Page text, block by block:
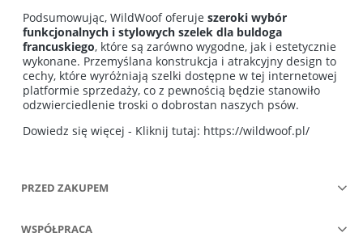
Podsumowując, WildWoof oferuje szeroki wybór
funkcjonalnych i stylowych szelek dla buldoga
francuskiego, które są zarówno wygodne, jak i estetycznie
wykonane. Przemyślana konstrukcja i atrakcyjny design to
cechy, które wyróżniają szelki dostępne w tej internetowej
platformie sprzedaży, co z pewnością będzie stanowiło
odzwierciedlenie troski o dobrostan naszych psów.
Dowiedz się więcej - Kliknij tutaj: https://wildwoof.pl/
PRZED ZAKUPEM
WSPÓŁPRACA